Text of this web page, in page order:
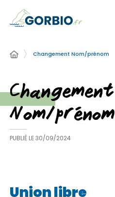
Changement Nom/prénom
Changement
Nom/prénom
PUBLIÉ LE30/09/2024
Union libre